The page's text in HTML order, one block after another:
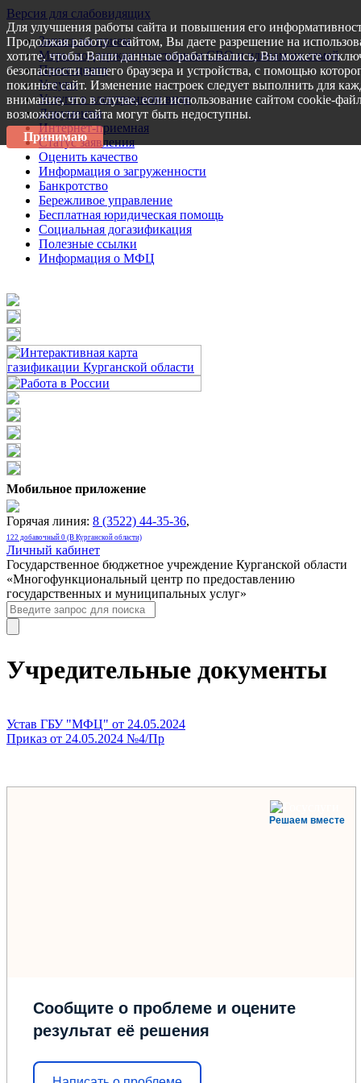
Версия для слабовидящих
Запись на прием
Меры поддержки участникам СВО и членам их семей
Пресс-центр
Услуги
Услуги в электронном виде
Документы
Интернет-приемная
Статус заявления
Оценить качество
Информация о загруженности
Банкротство
Бережливое управление
Бесплатная юридическая помощь
Социальная догазификация
Полезные ссылки
Информация о МФЦ
Мобильное приложение
Горячая линия: 8 (3522) 44-35-36,
122 добавочный 0 (В Курганской области)
Личный кабинет
Государственное бюджетное учреждение Курганской области
«Многофункциональный центр по предоставлению
государственных и муниципальных услуг»
Учредительные документы
Устав ГБУ "МФЦ" от 24.05.2024
Приказ от 24.05.2024 №4/Пр
Решаем вместе
Сообщите о проблеме и оцените
результат её решения
Для улучшения работы сайта и повышения его
Продолжая работу с сайтом, Вы даете разрешение на
хотите, чтобы Ваши данные обрабатывались, Вы можете
безопасности вашего браузера и устройства, с помощью
покиньте сайт. Изменение настроек следует выполнить для
внимание, что в случае, если использование сайтом cookie-
возможности сайта могут быть недоступны.
Принимаю